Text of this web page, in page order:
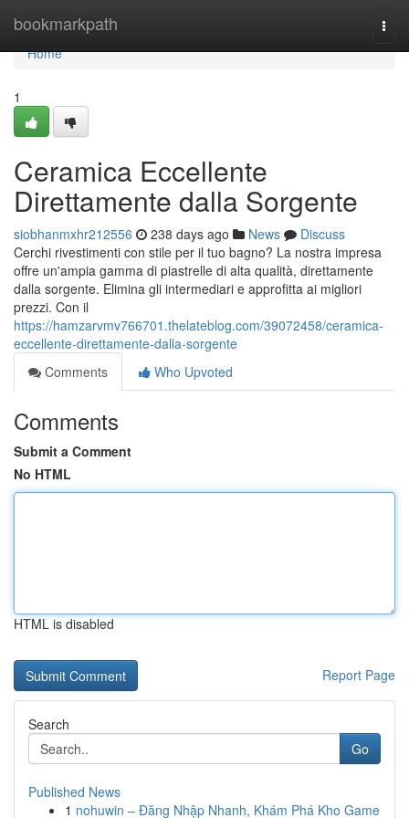
bookmarkpath
Home
Home
1
Ceramica Eccellente
Direttamente dalla Sorgente
siobhanmxhr212556 238 days ago News
Discuss
Cerchi rivestimenti con stile per il tuo bagno? La nostra impresa
offre un'ampia gamma di piastrelle di alta qualità, direttamente
dalla sorgente. Elimina gli intermediari e approfitta ai migliori
prezzi. Con il
https://hamzarvmv766701.thelateblog.com/39072458/ceramica-
eccellente-direttamente-dalla-sorgente
Comments
Who Upvoted
Comments
Submit a Comment
No HTML
HTML is disabled
Report Page
Search
Go
Published News
1 nohuwin – Đăng Nhập Nhanh, Khám Phá Kho Game